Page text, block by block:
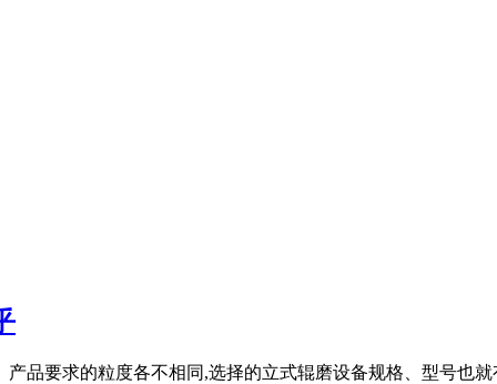
品要求的粒度各不相同,选择的立式辊磨设备规格、型号也